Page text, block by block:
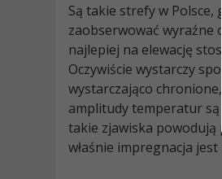
Są takie strefy w
zaobserwować wyraźne
najlepiej na elewację
Oczywiście wystarczy
wystarczająco
amplitudy temperatur
takie zjawiska powodują
właśnie impregnacja